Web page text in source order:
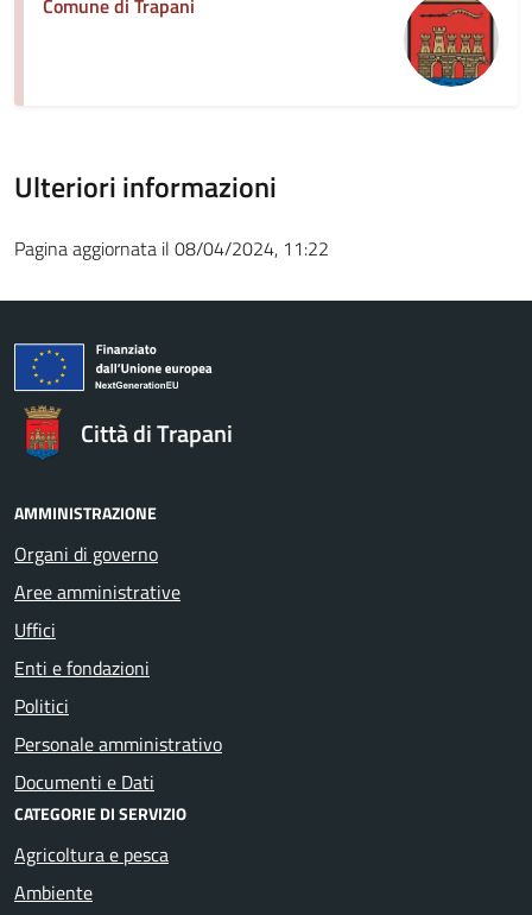
Ulteriori informazioni
Pagina aggiornata il 08/04/2024, 11:22
Città di Trapani
AMMINISTRAZIONE
Organi di governo
Aree amministrative
Uffici
Enti e fondazioni
Politici
Personale amministrativo
Documenti e Dati
CATEGORIE DI SERVIZIO
Agricoltura e pesca
Ambiente